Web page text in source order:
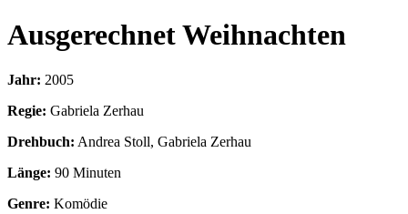
Ausgerechnet Weihnachten
Jahr: 2005
Regie: Gabriela Zerhau
Drehbuch: Andrea Stoll, Gabriela Zerhau
Länge: 90 Minuten
Genre: Komödie